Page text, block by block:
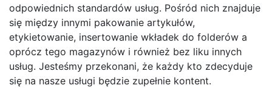
odpowiednich standardów usług. Pośród nich znajduje
się między innymi pakowanie artykułów,
etykietowanie, insertowanie wkładek do folderów a
oprócz tego magazynów i również bez liku innych
usług. Jesteśmy przekonani, że każdy kto zdecyduje
się na nasze usługi będzie zupełnie kontent.